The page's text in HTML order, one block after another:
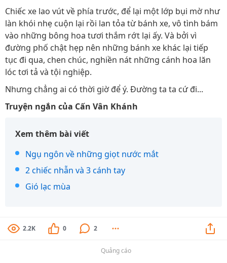
Chiếc xe lao vút về phía trước, để lại một lớp bụi mờ như
làn khói nhẹ cuộn lại rồi lan tỏa từ bánh xe, vô tình bám
vào những bông hoa tươi thắm rớt lại ấy. Và bởi vì
đường phố chật hẹp nên những bánh xe khác lại tiếp
tục đi qua, chen chúc, nghiền nát những cánh hoa lăn
lóc tơi tả và tội nghiệp.
Nhưng chẳng ai có thời giờ để ý. Đường ta ta cứ đi...
Truyện ngắn của Cấn Vân Khánh
Xem thêm bài viết
Ngụ ngôn về những giọt nước mắt
2 chiếc nhẫn và 3 cánh tay
Gió lạc mùa
2.2K 0 2
Quảng cáo